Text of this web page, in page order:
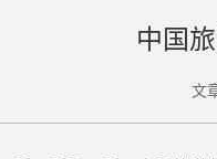
中国
文